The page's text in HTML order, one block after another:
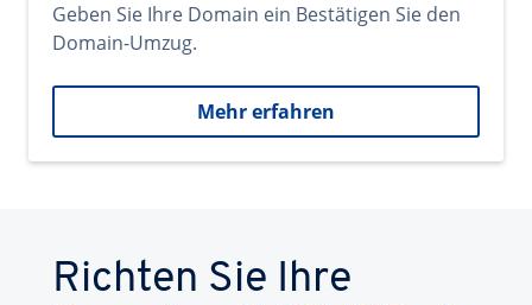
Geben Sie Ihre Domain ein Bestätigen Sie den
Domain-Umzug.
Mehr erfahren
Richten Sie Ihre